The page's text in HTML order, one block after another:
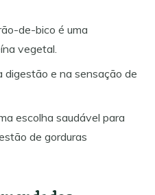
de-bico é uma
vegetal.
digestão e na sensação de
escolha saudável para
de gorduras